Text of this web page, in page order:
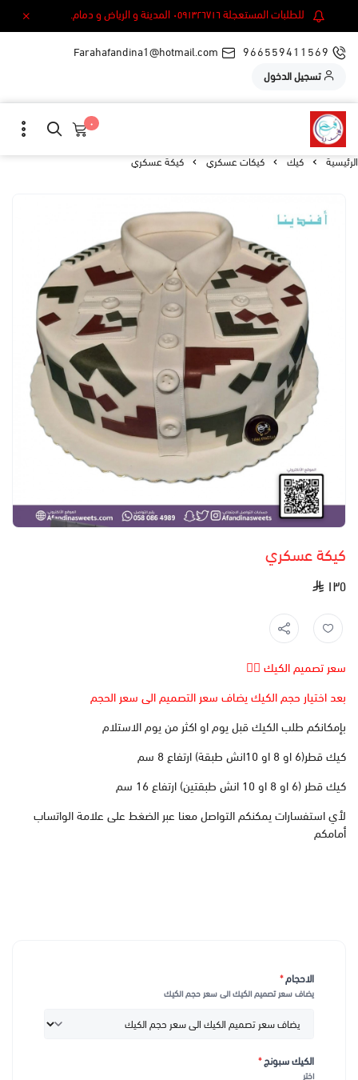
للطلبات المستعجلة ٠٥٩١٣٢٦٧١٦ المدينة و الرياض و دمام.
966559411569
Farahafandina1@hotmail.com
تسجيل الدخول
٠
الرئيسية كيك كيكات عسكري كيكة عسكري
كيكة عسكري
١٣٥
سعر تصميم الكيك 👆🏻
بعد اختيار حجم الكيك يضاف سعر التصميم الى سعر الحجم
بإمكانكم طلب الكيك قبل يوم او اكثر من يوم الاستلام
كيك قطر(6 او 8 او 10انش طبقة) ارتفاع 8 سم
كيك قطر (6 او 8 او 10 انش طبقتين) ارتفاع 16 سم
لأي استفسارات يمكنكم التواصل معنا عبر الضغط على علامة الواتساب
أمامكم
الاحجام*
يضاف سعر تصميم الكيك الى سعر حجم الكيك
الكيك سبونج*
اختر